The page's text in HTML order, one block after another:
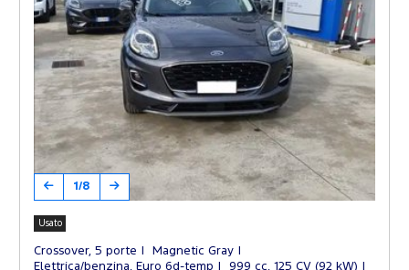
1/8
Usato
Crossover, 5 porte
Magnetic Gray
Elettrica/benzina, Euro 6d-temp
999 cc, 125 CV (92 kW)